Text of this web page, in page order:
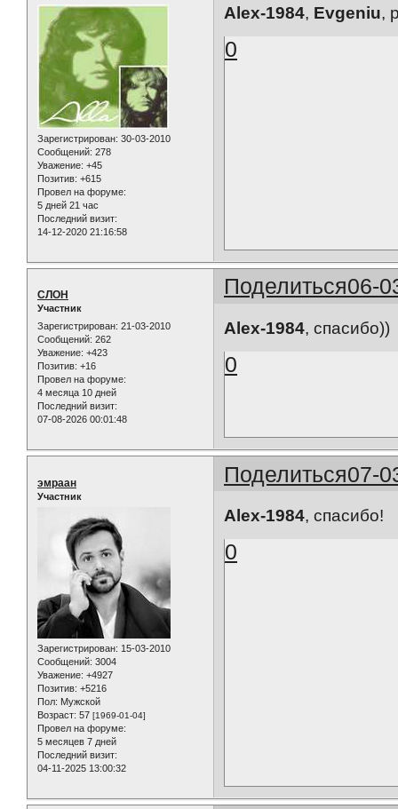
Зарегистрирован: 30-03-2010
Сообщений: 278
Уважение: +45
Позитив: +615
Провел на форуме:
5 дней 21 час
Последний визит:
14-12-2020 21:16:58
Alex-1984, Evgeniu,
0
Поделиться06-
СЛОН
Участник
Зарегистрирован: 21-03-2010
Сообщений: 262
Уважение: +423
Позитив: +16
Провел на форуме:
4 месяца 10 дней
Последний визит:
07-08-2026 00:01:48
Alex-1984, спасибо))
0
Поделиться07-
эмраан
Участник
Зарегистрирован: 15-03-2010
Сообщений: 3004
Уважение: +4927
Позитив: +5216
Пол: Мужской
Возраст: 57 [1969-01-04]
Провел на форуме:
5 месяцев 7 дней
Последний визит:
04-11-2025 13:00:32
Alex-1984, спасибо!
0